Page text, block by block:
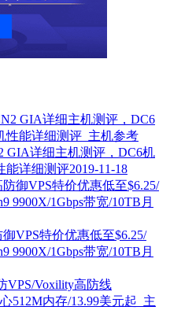
GIA详细主机测评，DC6机
能详细测评2019-11-18
VPS特价优惠低至$6.25/
9900X/1Gbps带宽/10TB月